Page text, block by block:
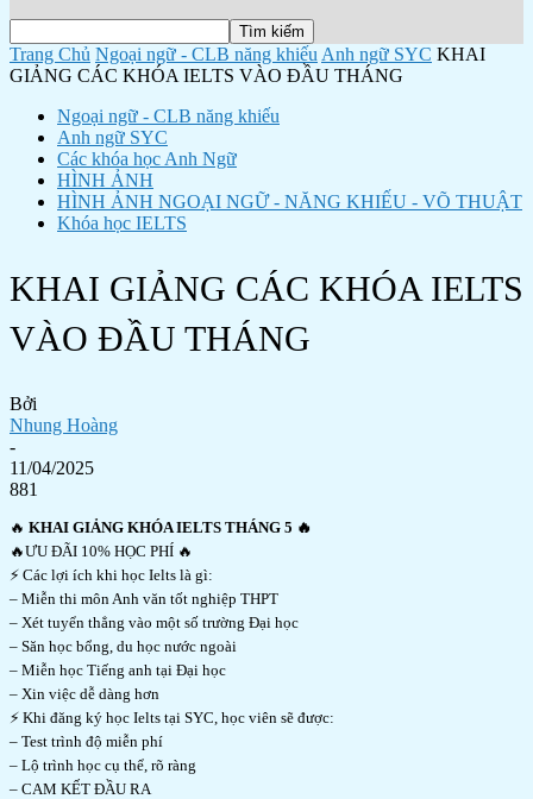
Trang Chủ Ngoại ngữ - CLB năng khiếu Anh ngữ SYC KHAI
GIẢNG CÁC KHÓA IELTS VÀO ĐẦU THÁNG
Ngoại ngữ - CLB năng khiếu
Anh ngữ SYC
Các khóa học Anh Ngữ
HÌNH ẢNH
HÌNH ẢNH NGOẠI NGỮ - NĂNG KHIẾU - VÕ THUẬT
Khóa học IELTS
KHAI GIẢNG CÁC KHÓA IELTS
VÀO ĐẦU THÁNG
Bởi
Nhung Hoàng
-
11/04/2025
881
🔥 KHAI GIẢNG KHÓA IELTS THÁNG 5 🔥
🔥ƯU ĐÃI 10% HỌC PHÍ 🔥
⚡ Các lợi ích khi học Ielts là gì:
– Miễn thi môn Anh văn tốt nghiệp THPT
– Xét tuyển thẳng vào một số trường Đại học
– Săn học bổng, du học nước ngoài
– Miễn học Tiếng anh tại Đại học
– Xin việc dễ dàng hơn
⚡ Khi đăng ký học Ielts tại SYC, học viên sẽ được:
– Test trình độ miễn phí
– Lộ trình học cụ thể, rõ ràng
– CAM KẾT ĐẦU RA